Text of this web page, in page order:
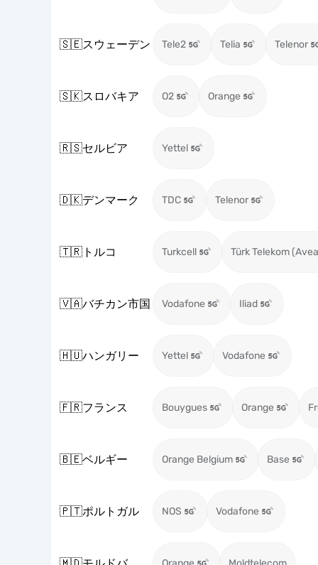
🇸🇪スウェーデン Tele2 Telia Telenor
🇸🇰スロバキア O2 Orange
🇷🇸セルビア Yettel
🇩🇰デンマーク TDC Telenor
🇹🇷 トルコ Turkcell Türk Telekom
🇻🇦バチカン市国 Vodafone Iliad
🇭🇺ハンガリー Yettel Vodafone
🇫🇷フランス Bouygues Orange
🇧🇪ベルギー Orange Belgium Base
🇵🇹ポルトガル NOS Vodafone